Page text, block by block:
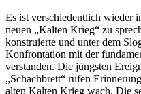
Es ist verschiedentlich wieder
neuen „Kalten Krieg“ zu
konstruierte und unter dem
Konfrontation mit der
verstanden. Die jüngsten
„Schachbrett“ rufen
alten Kalten Krieg wach. Die